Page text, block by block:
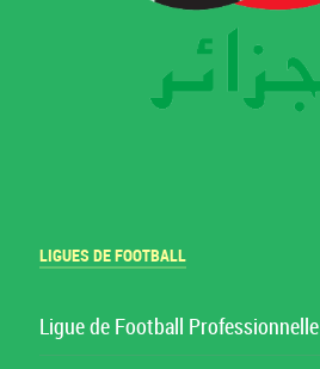
LIGUES DE FOOTBALL
Ligue de Football Professionnelle